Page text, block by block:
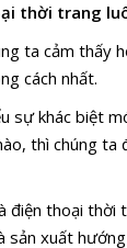
thời trang
ta cảm
cách nhất.
sự khác biệt
thì chúng
điện thoại thời
sản xuất